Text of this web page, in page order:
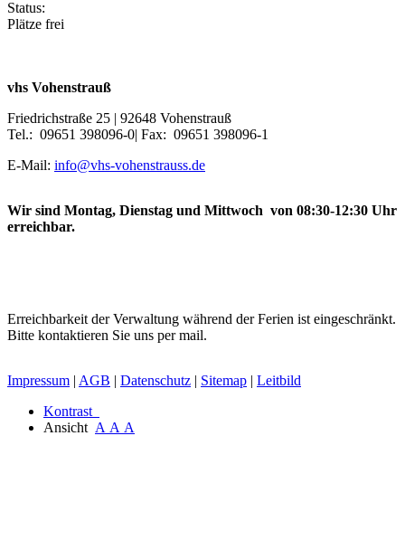
Status:
Plätze frei
vhs Vohenstrauß
Friedrichstraße 25 | 92648 Vohenstrauß
Tel.: 09651 398096-0| Fax: 09651 398096-1
E-Mail: info@vhs-vohenstrauss.de
Wir sind Montag, Dienstag und Mittwoch von 08:30-12:30 Uhr
erreichbar.
Erreichbarkeit der Verwaltung während der Ferien ist eingeschränkt.
Bitte kontaktieren Sie uns per mail.
Impressum | AGB | Datenschutz | Sitemap | Leitbild
Kontrast
Ansicht A A A